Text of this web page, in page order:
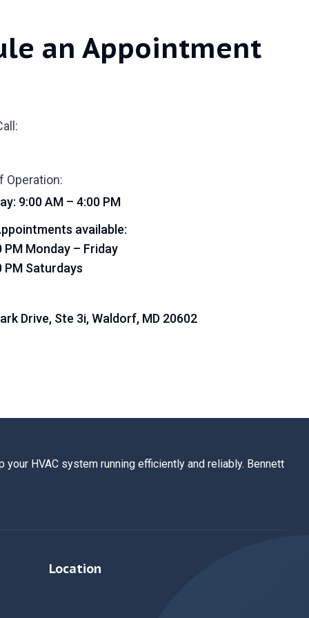
an Appointment
Operation:
9:00 AM – 4:00 PM
available:
PM Monday – Friday
PM Saturdays
Drive, Ste 3i, Waldorf, MD 20602
HVAC system running efficiently and reliably. Bennett
Location